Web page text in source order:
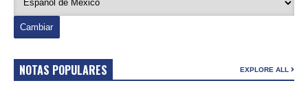
NOTAS POPULARES EXPLORE ALL